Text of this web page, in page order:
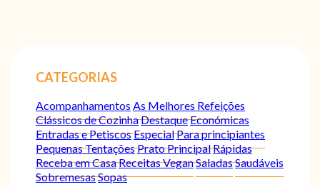
CATEGORIAS
Acompanhamentos As Melhores Refeições
Clássicos de CozinhaDestaqueEconómicas
Entradas e PetiscosEspecialPara principiantes
Pequenas TentaçõesPrato PrincipalRápidas
Receba em CasaReceitas VeganSaladasSaudáveis
SobremesasSopas